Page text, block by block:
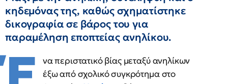
κηδεμόνας της, καθώς σχηματίστηκε
δικογραφία σε βάρος του για
παραμέληση εποπτείας ανηλίκου.
να περιστατικό βίας μεταξύ ανηλίκων
έξω από σχολικό συγκρότημα στο